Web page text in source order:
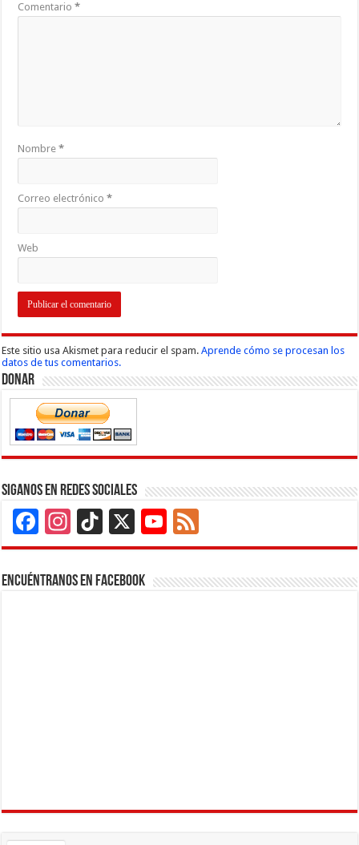
Comentario*
Nombre*
Correo electrónico*
Web
Este sitio usa Akismet para reducir el spam.Aprende cómo se procesan los
datos de tus comentarios.
Donar
Siganos en Redes Sociales
Facebook
Instagram
TikTok
X
YouTube
Channel
Encuéntranos en Facebook